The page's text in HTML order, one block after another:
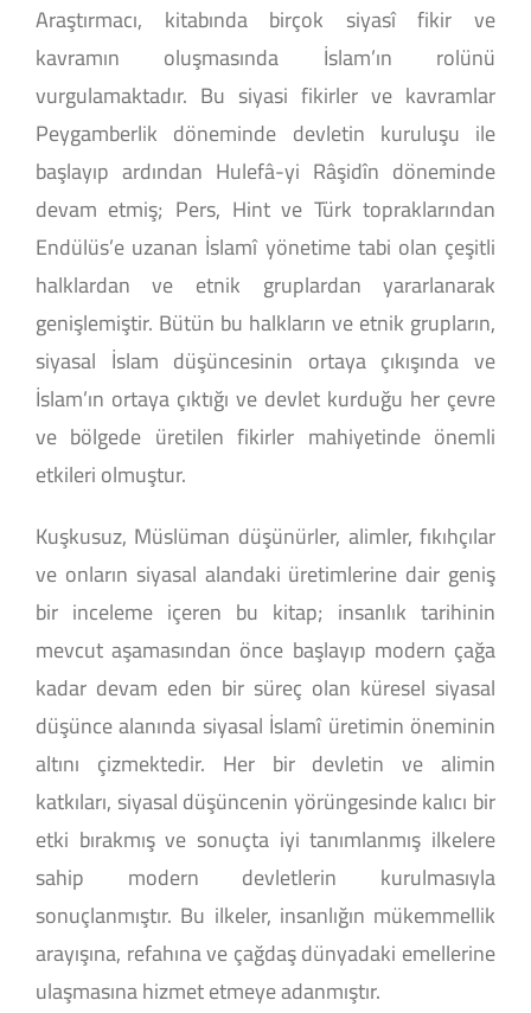
Araştırmacı, kitabında birçok siyasî fikir ve
kavramın oluşmasında İslam’ın rolünü
vurgulamaktadır. Bu siyasi fikirler ve kavramlar
Peygamberlik döneminde devletin kuruluşu ile
başlayıp ardından Hulefâ-yi Râşidîn döneminde
devam etmiş; Pers, Hint ve Türk topraklarından
Endülüs’e uzanan İslamî yönetime tabi olan çeşitli
halklardan ve etnik gruplardan yararlanarak
genişlemiştir. Bütün bu halkların ve etnik grupların,
siyasal İslam düşüncesinin ortaya çıkışında ve
İslam’ın ortaya çıktığı ve devlet kurduğu her çevre
ve bölgede üretilen fikirler mahiyetinde önemli
etkileri olmuştur.
Kuşkusuz, Müslüman düşünürler, alimler, fıkıhçılar
ve onların siyasal alandaki üretimlerine dair geniş
bir inceleme içeren bu kitap; insanlık tarihinin
mevcut aşamasından önce başlayıp modern çağa
kadar devam eden bir süreç olan küresel siyasal
düşünce alanında siyasal İslamî üretimin öneminin
altını çizmektedir. Her bir devletin ve alimin
katkıları, siyasal düşüncenin yörüngesinde kalıcı bir
etki bırakmış ve sonuçta iyi tanımlanmış ilkelere
sahip modern devletlerin kurulmasıyla
sonuçlanmıştır. Bu ilkeler, insanlığın mükemmellik
arayışına, refahına ve çağdaş dünyadaki emellerine
ulaşmasına hizmet etmeye adanmıştır.